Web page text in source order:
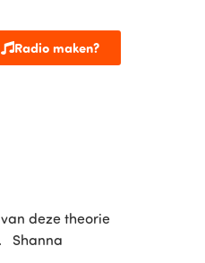
Radio maken?
deze theorie
Shanna